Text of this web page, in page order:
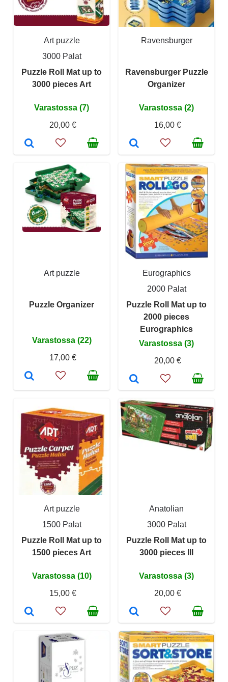
Art puzzle
3000 Palat
Puzzle Roll Mat up to
3000 pieces Art
Varastossa (7)
20,00 €
Ravensburger
Ravensburger Puzzle
Organizer
Varastossa (2)
16,00 €
Art puzzle
Puzzle Organizer
Varastossa (22)
17,00 €
Eurographics
2000 Palat
Puzzle Roll Mat up to
2000 pieces
Eurographics
Varastossa (3)
20,00 €
Art puzzle
1500 Palat
Puzzle Roll Mat up to
1500 pieces Art
Varastossa (10)
15,00 €
Anatolian
3000 Palat
Puzzle Roll Mat up to
3000 pieces III
Varastossa (3)
20,00 €